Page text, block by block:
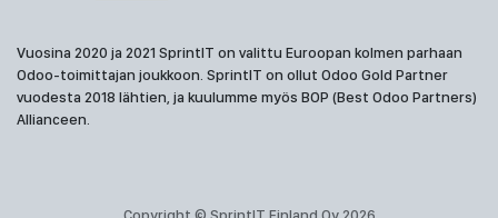
Vuosina 2020 ja 2021 SprintIT on valittu Euroopan kolmen parhaan
Odoo-toimittajan joukkoon. SprintIT on ollut Odoo Gold Partner
vuodesta 2018 lähtien, ja kuulumme myös BOP (Best Odoo Partners)
Allianceen.
Copyright © SprintIT Finland Oy 2026